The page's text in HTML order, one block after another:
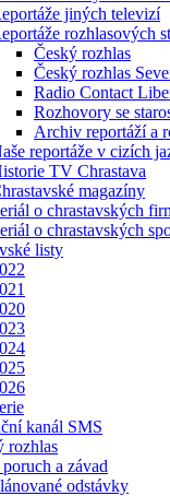
jiných televizí
rozhlasových
Český rozhlas
Český rozhlas
Radio Contact
Rozhovory se
Archiv reportáží a
reportáže v cizích
TV Chrastava
magazíny
o chrastavských
o chrastavských
listy
kanál SMS
rozhlas
a závad
odstávky